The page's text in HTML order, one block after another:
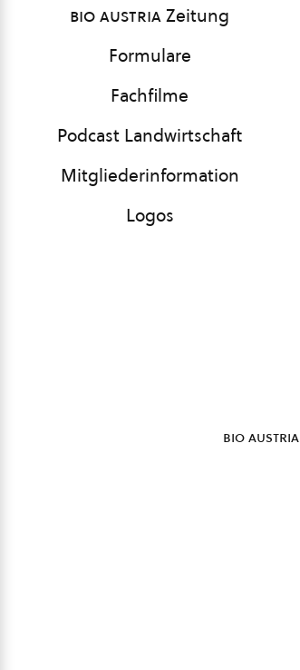
bio austriaZeitung
Formulare
Fachfilme
Podcast Landwirtschaft
Mitgliederinformation
Logos
bio austria